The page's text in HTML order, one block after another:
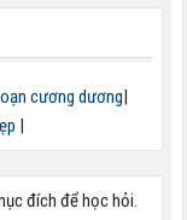
cương dương|
|
đích để học hỏi.